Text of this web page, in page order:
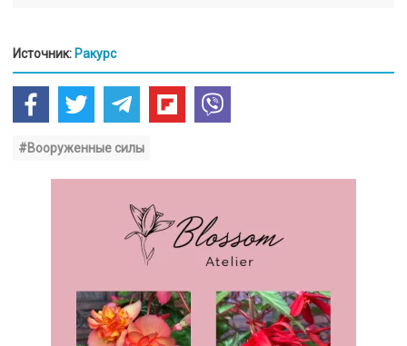
Источник: Ракурс
#Вооруженные силы